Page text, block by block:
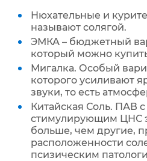
Нюхательные и
называют солягой.
ЭМКА – бюджетный
который можно
Мигалка. Особый
которого усиливают
звуки, то есть
Китайская Соль. ПАВ
стимулирующим ЦНС
больше, чем другие,
расположенности
псизическим